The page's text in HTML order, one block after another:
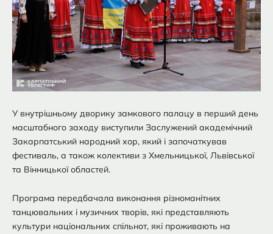
У внутрішньому дворику замкового палацу в перший день
масштабного заходу виступили Заслужений академічний
Закарпатський народний хор, який і започаткував
фестиваль, а також колективи з Хмельницької, Львівської
та Вінницької областей.
Програма передбачала виконання різноманітних
танцювальних і музичних творів, які представляють
культури національних спільнот, які проживають на